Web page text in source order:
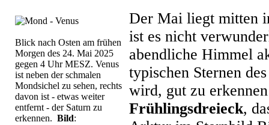
Blick nach Osten am frühen
Morgen des 24. Mai 2025
gegen 4 Uhr MESZ. Venus
ist neben der schmalen
Mondsichel zu sehen, rechts
davon ist - etwas weiter
entfernt - der Saturn zu
erkennen. Bild:
Der Mai liegt mitten
ist es nicht
abendliche Himmel
typischen Sternen
wird, gut zu
Frühlingsdreieck,